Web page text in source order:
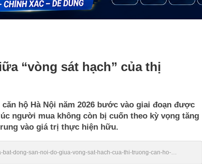
“vòng sát hạch” của thị
hộ Hà Nội năm 2026 bước vào giai đoạn được
người mua không còn bị cuốn theo kỳ vọng tăng
vào giá trị thực hiện hữu.
bat-dong-san-noi-do-giua-vong-sat-hach-cua-thi-truong-can-ho-